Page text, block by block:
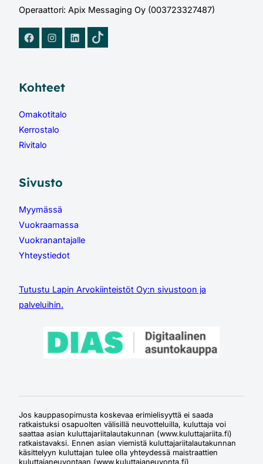
Operaattori: Apix Messaging Oy (003723327487)
FacebookInstagramLinkedInTikTok
Kohteet
Omakotitalo
Kerrostalo
Rivitalo
Sivusto
Myymässä
Vuokraamassa
Vuokranantajalle
Yhteystiedot
Tutustu Lapin Arvokiinteistöt Oy:n sivustoon ja
palveluihin.
Jos kauppasopimusta koskevaa erimielisyyttä ei saada
ratkaistuksi osapuolten välisillä neuvotteluilla, kuluttaja voi
saattaa asian kuluttajariitalautakunnan (www.kuluttajariita.fi)
ratkaistavaksi. Ennen asian viemistä kuluttajariitalautakunnan
käsittelyyn kuluttajan tulee olla yhteydessä maistraattien
kuluttajaneuvontaan (www.kuluttajaneuvonta.fi)